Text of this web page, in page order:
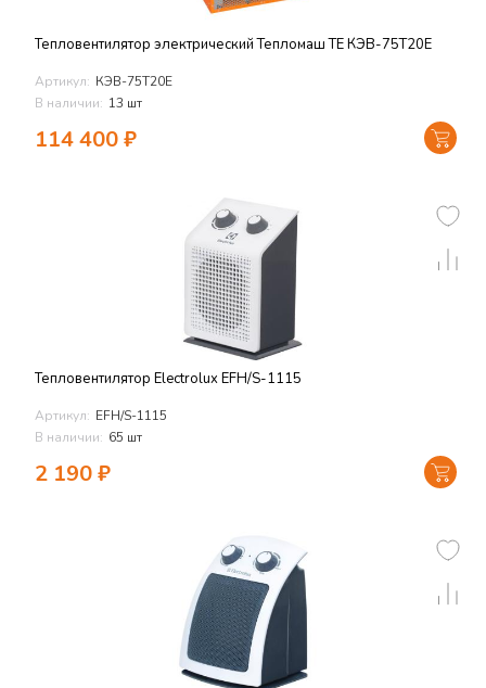
Тепловентилятор электрический Тепломаш TЕ КЭВ-75Т20Е
Артикул: КЭВ-75Т20Е
В наличии: 13 шт
114 400₽
Тепловентилятор Electrolux EFH/S-1115
Артикул: EFH/S-1115
В наличии: 65 шт
2 190₽